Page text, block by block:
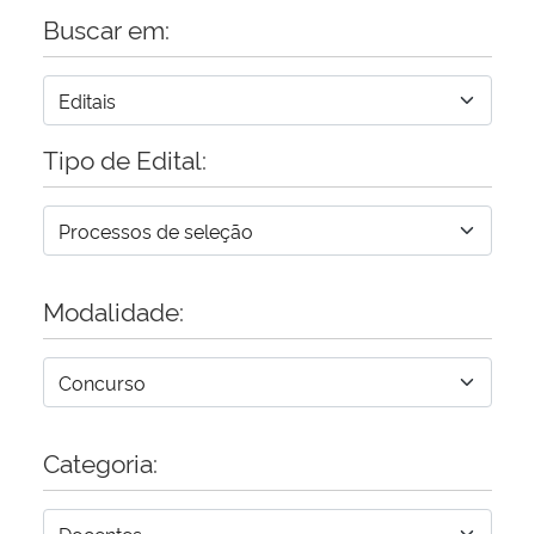
Buscar em:
Tipo de Edital:
Modalidade:
Categoria: